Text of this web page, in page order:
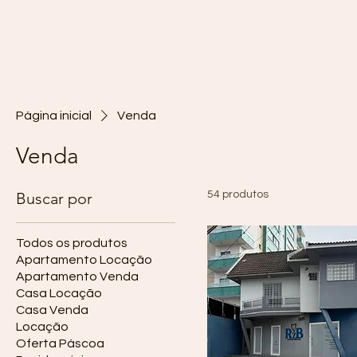
Página inicial Venda
Venda
Buscar por
Todos os produtos
Apartamento Locação
Apartamento Venda
Casa Locação
Casa Venda
Locação
Oferta Páscoa
54 produtos